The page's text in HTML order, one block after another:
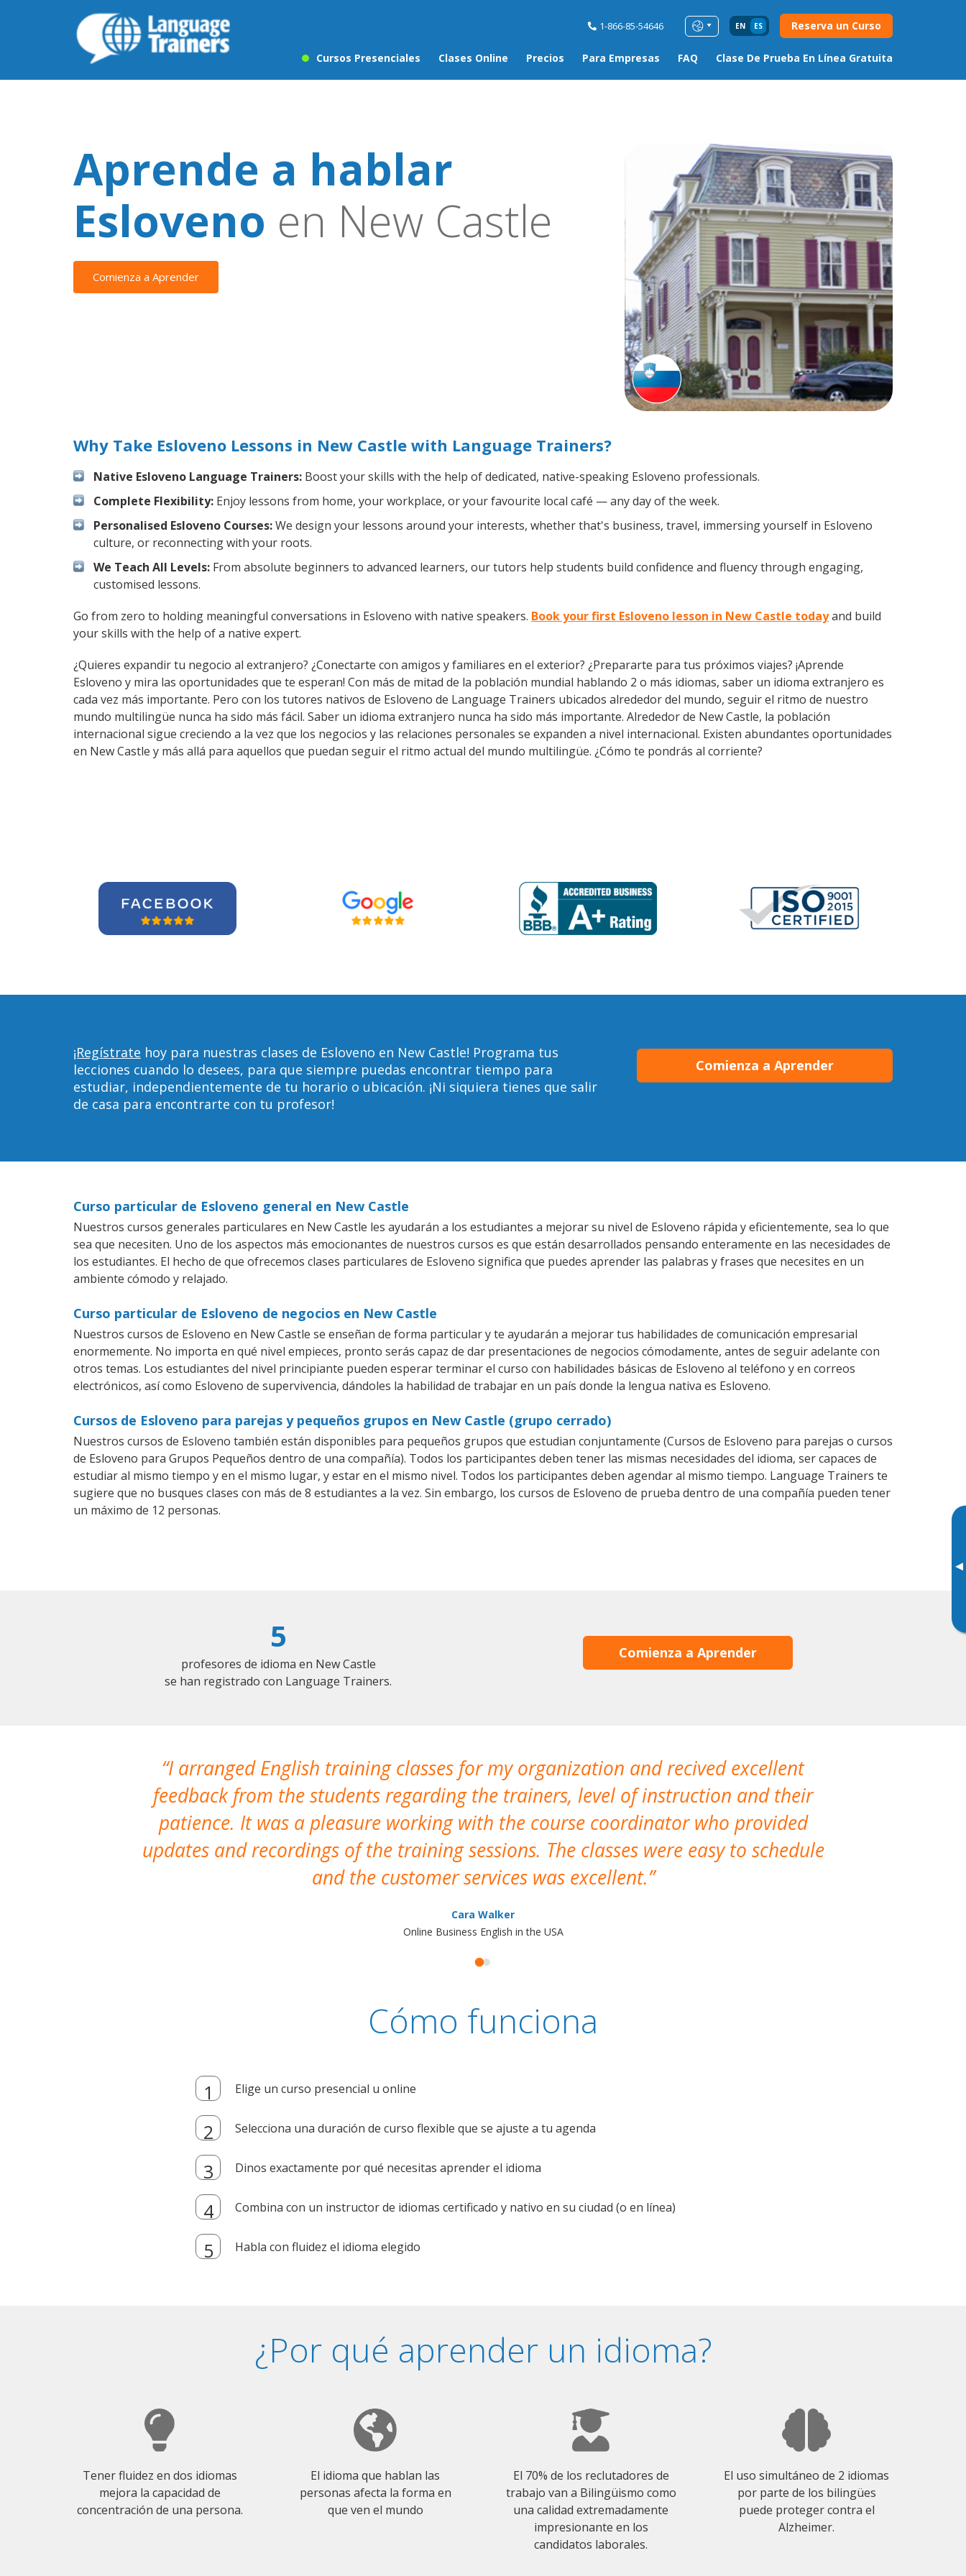
1-866-85-54646 EN ES Reserva un Curso
Cursos Presenciales Clases Online Precios Para Empresas FAQ Clase De Prueba En Línea Gratuita
▸
Aprende a hablar
Esloveno en New Castle
Comienza a Aprender
Why Take Esloveno Lessons in New Castle with Language Trainers?
Native Esloveno Language Trainers: Boost your skills with the help of dedicated, native-speaking Esloveno professionals.
Complete Flexibility: Enjoy lessons from home, your workplace, or your favourite local café — any day of the week.
Personalised Esloveno Courses:We design your lessons around your interests, whether that's business, travel, immersing yourself in Esloveno
culture, or reconnecting with your roots.
We Teach All Levels: From absolute beginners to advanced learners, our tutors help students build confidence and fluency through engaging,
customised lessons.
Go from zero to holding meaningful conversations in Esloveno with native speakers. Book your first Esloveno lesson in New Castle todayand build
your skills with the help of a native expert.
¿Quieres expandir tu negocio al extranjero? ¿Conectarte con amigos y familiares en el exterior? ¿Prepararte para tus próximos viajes? ¡Aprende
Esloveno y mira las oportunidades que te esperan! Con más de mitad de la población mundial hablando 2 o más idiomas, saber un idioma extranjero es
cada vez más importante. Pero con los tutores nativos de Esloveno de Language Trainers ubicados alrededor del mundo, seguir el ritmo de nuestro
mundo multilingüe nunca ha sido más fácil. Saber un idioma extranjero nunca ha sido más importante. Alrededor de New Castle, la población
internacional sigue creciendo a la vez que los negocios y las relaciones personales se expanden a nivel internacional. Existen abundantes oportunidades
en New Castle y más allá para aquellos que puedan seguir el ritmo actual del mundo multilingüe. ¿Cómo te pondrás al corriente?
¡Regístrate hoy para nuestras clases de Esloveno en New Castle! Programa tus
lecciones cuando lo desees, para que siempre puedas encontrar tiempo para
estudiar, independientemente de tu horario o ubicación. ¡Ni siquiera tienes que salir
de casa para encontrarte con tu profesor!
Comienza a Aprender
Curso particular de Esloveno general en New Castle
Nuestros cursos generales particulares en New Castle les ayudarán a los estudiantes a mejorar su nivel de Esloveno rápida y eficientemente, sea lo que
sea que necesiten. Uno de los aspectos más emocionantes de nuestros cursos es que están desarrollados pensando enteramente en las necesidades de
los estudiantes. El hecho de que ofrecemos clases particulares de Esloveno significa que puedes aprender las palabras y frases que necesites en un
ambiente cómodo y relajado.
Curso particular de Esloveno de negocios en New Castle
Nuestros cursos de Esloveno en New Castle se enseñan de forma particular y te ayudarán a mejorar tus habilidades de comunicación empresarial
enormemente. No importa en qué nivel empieces, pronto serás capaz de dar presentaciones de negocios cómodamente, antes de seguir adelante con
otros temas. Los estudiantes del nivel principiante pueden esperar terminar el curso con habilidades básicas de Esloveno al teléfono y en correos
electrónicos, así como Esloveno de supervivencia, dándoles la habilidad de trabajar en un país donde la lengua nativa es Esloveno.
Cursos de Esloveno para parejas y pequeños grupos en New Castle (grupo cerrado)
Nuestros cursos de Esloveno también están disponibles para pequeños grupos que estudian conjuntamente (Cursos de Esloveno para parejas o cursos
de Esloveno para Grupos Pequeños dentro de una compañía). Todos los participantes deben tener las mismas necesidades del idioma, ser capaces de
estudiar al mismo tiempo y en el mismo lugar, y estar en el mismo nivel. Todos los participantes deben agendar al mismo tiempo. Language Trainers te
sugiere que no busques clases con más de 8 estudiantes a la vez. Sin embargo, los cursos de Esloveno de prueba dentro de una compañía pueden tener
un máximo de 12 personas.
5
profesores de idioma en New Castle
se han registrado con Language Trainers.
Comienza a Aprender
I arranged English training classes for my organization and recived excellent
feedback from the students regarding the trainers, level of instruction and their
patience. It was a pleasure working with the course coordinator who provided
updates and recordings of the training sessions. The classes were easy to schedule
and the customer services was excellent.
Cara Walker
Online Business English in the USA
Cómo funciona
Elige un curso presencial u online
Selecciona una duración de curso flexible que se ajuste a tu agenda
Dinos exactamente por qué necesitas aprender el idioma
Combina con un instructor de idiomas certificado y nativo en su ciudad (o en línea)
Habla con fluidez el idioma elegido
¿Por qué aprender un idioma?
Tener fluidez en dos idiomas
mejora la capacidad de
concentración de una persona.
El idioma que hablan las
personas afecta la forma en
que ven el mundo
El 70% de los reclutadores de
trabajo van a Bilingüismo como
una calidad extremadamente
impresionante en los
candidatos laborales.
El uso simultáneo de 2 idiomas
por parte de los bilingües
puede proteger contra el
Alzheimer.